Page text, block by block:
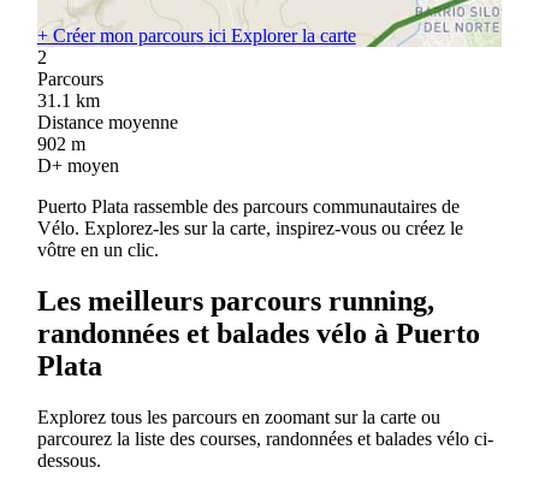
+Créer mon parcours ici Explorer la carte
2
Parcours
31.1 km
Distance moyenne
902 m
D+ moyen
Puerto Plata rassemble des parcours communautaires de
Vélo. Explorez-les sur la carte, inspirez-vous ou créez le
vôtre en un clic.
Les meilleurs parcours running,
randonnées et balades vélo à Puerto
Plata
Explorez tous les parcours en zoomant sur la carte ou
parcourez la liste des courses, randonnées et balades vélo ci-
dessous.